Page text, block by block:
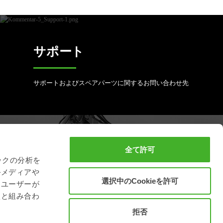
の分析を
ディアや
ーザーが
組み合わ
全て許可
選択中のCookieを許可
拒否
サポート
サポートおよびスペアパーツに関するお問い合わせ先
フルサービスの予約
スチールリスト製品を良好な状態に保つために